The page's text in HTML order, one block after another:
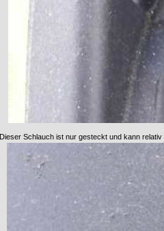
Dieser Schlauch ist nur gesteckt und kann